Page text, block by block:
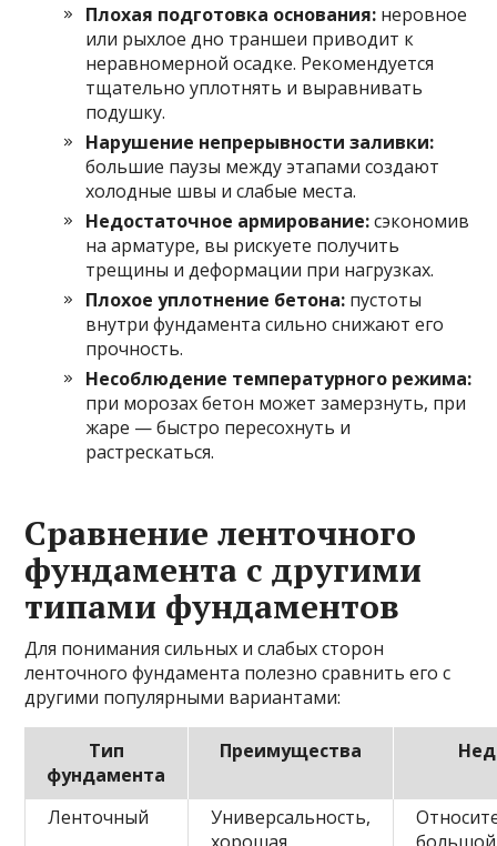
Плохая подготовка основания: неровное
или рыхлое дно траншеи приводит к
неравномерной осадке. Рекомендуется
тщательно уплотнять и выравнивать
подушку.
Нарушение непрерывности заливки:
большие паузы между этапами создают
холодные швы и слабые места.
Недостаточное армирование:сэкономив
на арматуре, вы рискуете получить
трещины и деформации при нагрузках.
Плохое уплотнение бетона: пустоты
внутри фундамента сильно снижают его
прочность.
Несоблюдение температурного режима:
при морозах бетон может замерзнуть, при
жаре — быстро пересохнуть и
растрескаться.
Сравнение ленточного
фундамента с другими
типами фундаментов
Для понимания сильных и слабых сторон
ленточного фундамента полезно сравнить его с
другими популярными вариантами:
Тип
фундамента
Преимущества
Ленточный
Универсальность,
хорошая
большой